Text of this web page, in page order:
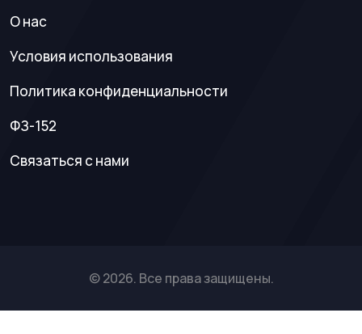
О нас
Условия использования
Политика конфиденциальности
ФЗ-152
Связаться с нами
© 2026. Все права защищены.